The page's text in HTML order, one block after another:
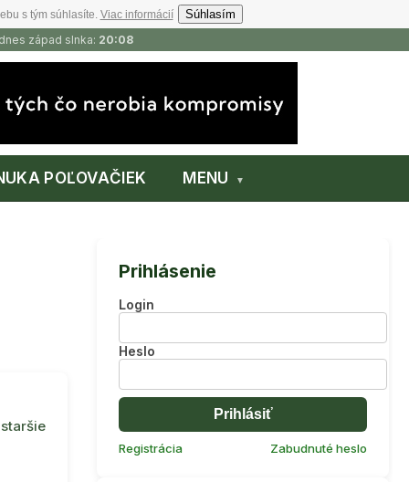
s tým súhlasíte. Viac informácií
Súhlasím
západ slnka: 20:08
POĽOVAČIEK MENU
Prihlásenie
Login
Heslo
Prihlásiť
Registrácia Zabudnuté heslo